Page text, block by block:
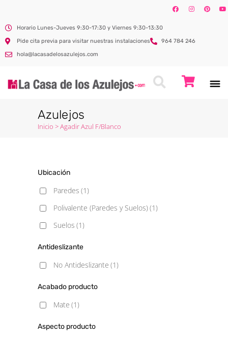
Horario Lunes-Jueves 9:30-17:30 y Viernes 9:30-13:30
Pide cita previa para visitar nuestras instalaciones
964 784 246
hola@lacasadelosazulejos.com
Azulejos
Inicio >Agadir Azul F/Blanco
Ubicación
Paredes (1)
Polivalente (Paredes y Suelos)(1)
Suelos (1)
Antideslizante
No Antideslizante (1)
Acabado producto
Mate (1)
Aspecto producto